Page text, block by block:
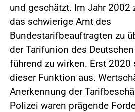
und geschätzt. Im Jahr 2002
das schwierige Amt des
Bundestarifbeauftragten zu
der Tarifunion des
führend zu wirken. Erst 2020
dieser Funktion aus.
Anerkennung der
Polizei waren prägende